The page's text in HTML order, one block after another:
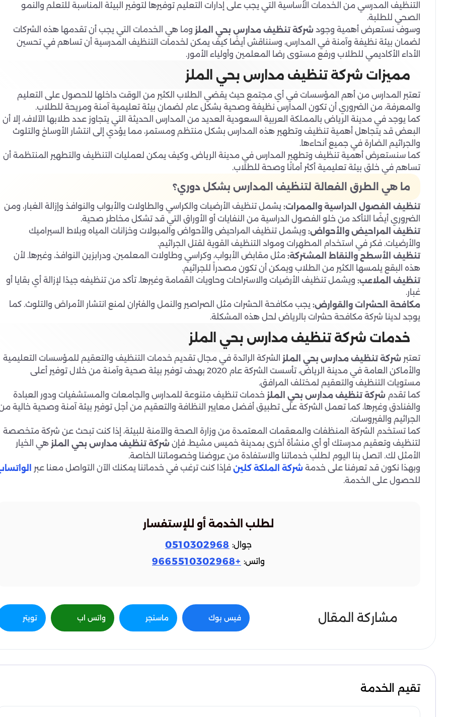
التنظيف المدرسي من الخدمات الأساسية التي يجب على إدارات التعليم توفيرها لتوفير البيئة المناسبة للتعلم والنمو
الصحي للطلبة.
وسوف نستعرض أهمية وجود شركة تنظيف مدارس بحي الملز وما هي الخدمات التي يجب أن تقدمها هذه الشركات
لضمان بيئة نظيفة وآمنة في المدارس، وسنناقش أيضًا كيف يمكن لخدمات التنظيف المدرسية أن تساهم في تحسين
الأداء الأكاديمي للطلاب ورفع مستوى رضا المعلمين وأولياء الأمور.
مميزات شركة تنظيف مدارس بحي الملز
تعتبر المدارس من أهم المؤسسات في أي مجتمع حيث يقضي الطلاب الكثير من الوقت داخلها للحصول على التعليم
والمعرفة، من الضروري أن تكون المدارس نظيفة وصحية بشكل عام لضمان بيئة تعليمية آمنة ومريحة للطلاب.
كما يوجد في مدينة الرياض بالمملكة العربية السعودية العديد من المدارس الحديثة التي يتجاوز عدد طلابها الآلاف، إلا أن
البعض قد يتجاهل أهمية تنظيف وتطهير هذه المدارس بشكل منتظم ومستمر، مما يؤدي إلى انتشار الأوساخ والتلوث
والجراثيم الضارة في جميع أنحاءها.
كما سنستعرض أهمية تنظيف وتطهير المدارس في مدينة الرياض، وكيف يمكن لعمليات التنظيف والتطهير المنتظمة أن
تساهم في خلق بيئة تعليمية أكثر أمانًا وصحة للطلاب.
ما هي الطرق الفعالة لتنظيف المدارس بشكل دوري؟
تنظيف الفصول الدراسية والممرات: يشمل تنظيف الأرضيات والكراسي والطاولات والأبواب والنوافذ وإزالة الغبار، ومن
الضروري أيضًا التأكد من خلو الفصول الدراسية من النفايات أو الأوراق التي قد تشكل مخاطر صحية.
تنظيف المراحيض والأحواض: ويشمل تنظيف المراحيض والأحواض والمبولات وخزانات المياه وبلاط السيراميك
والأرضيات. فكر في استخدام المطهرات ومواد التنظيف القوية لقتل الجراثيم.
تنظيف الأسطح والنقاط المشتركة: مثل مقابض الأبواب، وكراسي وطاولات المعلمين، ودرابزين النوافذ، وغيرها. لأن
هذه البقع يلمسها الكثير من الطلاب ويمكن أن تكون مصدراً للجراثيم.
تنظيف الملاعب: ويشمل تنظيف الأرضيات والاستراحات وحاويات القمامة وغيرها، تأكد من تنظيفه جيدًا لإزالة أي بقايا أو
غبار.
مكافحة الحشرات والقوارض: يجب مكافحة الحشرات مثل الصراصير والنمل والفئران لمنع انتشار الأمراض والتلوث. كما
يوجد لدينا شركة مكافحة حشرات بالرياض لحل هذه المشكلة.
خدمات شركة تنظيف مدارس بحي الملز
تعتبر شركة تنظيف مدارس بحي الملز
الشركة الرائدة في مجال تقديم خدمات التنظيف والتعقيم للمؤسسات التعليمية
والأماكن العامة في مدينة الرياض، تأسست الشركة عام 2020 بهدف توفير بيئة صحية وآمنة من خلال توفير أعلى
مستويات التنظيف والتعقيم لمختلف المرافق.
كما تقدم شركة تنظيف مدارس بحي الملز خدمات تنظيف متنوعة للمدارس والجامعات والمستشفيات ودور العبادة
والفنادق وغيرها، كما تعمل الشركة على تطبيق أفضل معايير النظافة والتعقيم من أجل توفير بيئة آمنة وصحية خالية
الجراثيم والفيروسات.
كما تستخدم الشركة المنظفات والمعقمات المعتمدة من وزارة الصحة والآمنة للبيئة، إذا كنت تبحث عن شركة متخصصة
لتنظيف وتعقيم مدرستك أو أي منشأة أخرى بمدينة خميس مشيط، فإن شركة تنظيف مدارس بحي الملز هي الخيار
الأمثل لك. اتصل بنا اليوم لطلب خدماتنا والاستفادة من عروضنا وخصوماتنا الخاصة.
وبهذا نكون قد تعرفنا على خدمة شركة الملكة كلين فإذا كنت ترغب في خدماتنا يمكنك الآن التواصل معنا عبر
للحصول على الخدمة.
لطلب الخدمة أو للإستفسار
جوال: 0510302968
واتس: +9665510302968
مشاركة المقال فيس بوك ماسنجر واتس اب تويتر
تقيم الخدمة